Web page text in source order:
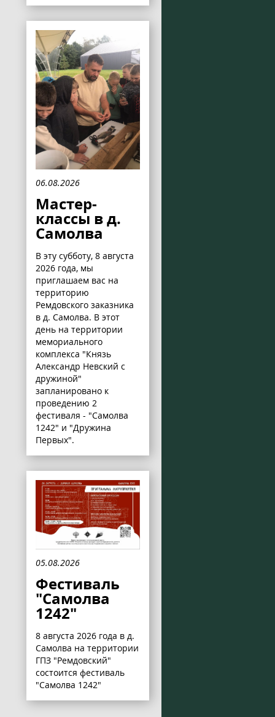
06.08.2026
Мастер-
классы в д.
Самолва
В эту субботу, 8 августа
2026 года, мы
приглашаем вас на
территорию
Ремдовского заказника
в д. Самолва. В этот
день на территории
мемориального
комплекса "Князь
Александр Невский с
дружиной"
запланировано к
проведению 2
фестиваля - "Самолва
1242" и "Дружина
Первых".
05.08.2026
Фестиваль
"Самолва
1242"
8 августа 2026 года в д.
Самолва на территории
ГПЗ "Ремдовский"
состоится фестиваль
"Самолва 1242"